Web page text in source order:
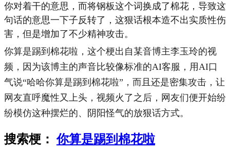
你对着干的意思，而将钢板这个词换成了棉花，导致这
句话的意思一下子反转了， 这狠话根本造不出实质性伤
害，但是增加了不少精神攻击。
你算是踢到棉花啦，这个梗出自某音博主李玉玲的视
频， 因为该博主的声音比较像标准的AI客服 ， 用 AI口
气说“哈哈你算是踢到棉花啦”，而且还是密集攻击，让
网友直呼魔性又 上头， 视频火了之后，网友们便开始纷
纷模仿这种摆烂的、阴阳怪气的放狠话方式。
搜索梗：你算是踢到棉花啦